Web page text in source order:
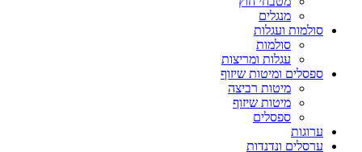
מנגלים
סולמות ועגלות
סולמות
עגלות ומריצות
ספסלים ומיטות שיזוף
מיטות רביצה
מיטות שיזוף
ספסלים
ערוגות
ערסלים ונדנדות